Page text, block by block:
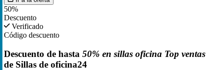
50%
Descuento
Verificado
Código descuento
Descuento de hasta 50% en sillas oficina Top ventas
de Sillas de oficina24